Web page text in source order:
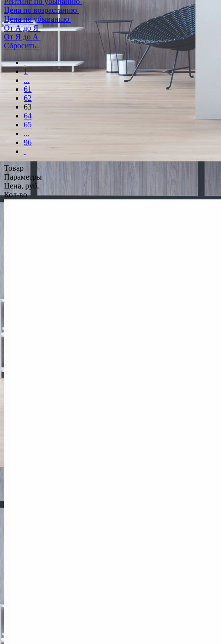
Цена по возрастанию
Цена по убыванию
От А до Я
От Я до А
Сбросить
1
...
61
62
63
64
65
...
96
Товар
Параметры
Цена, руб.
Кол-во